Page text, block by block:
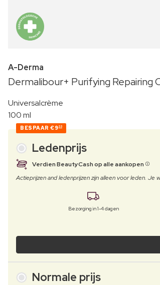
A-Derma
Dermalibour+ Purifying Repairing
Universalcrème
100 ml
BESPAAR €920
Ledenprijs
Verdien BeautyCash op alle aankopen
Actieprijzen and ledenprijzen zijn alleen voor leden.
Bezorging in 1-4 dagen
Normale prijs